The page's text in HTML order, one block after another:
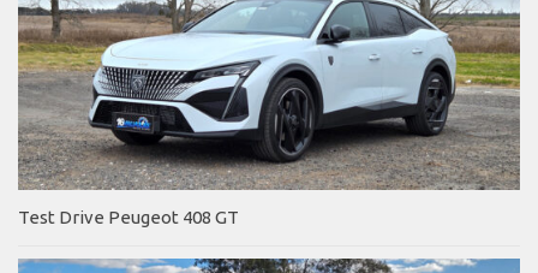
Test Drive Peugeot 408 GT